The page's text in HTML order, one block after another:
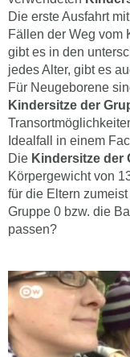
Die erste Ausfahrt
Fällen der Weg vom
gibt es in den
jedes Alter, gibt es
Für Neugeborene
Kindersitze der
Idealfall in einem
Die Kindersitze der
Körpergewicht von
für die Eltern
Gruppe 0 bzw. die
passen?